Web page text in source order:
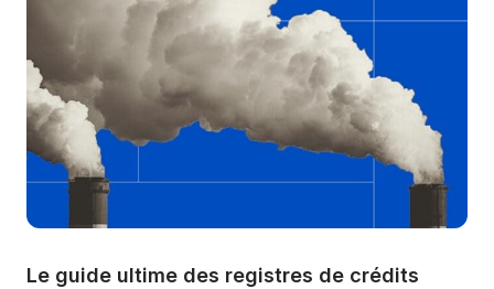
Le guide ultime des registres de crédits